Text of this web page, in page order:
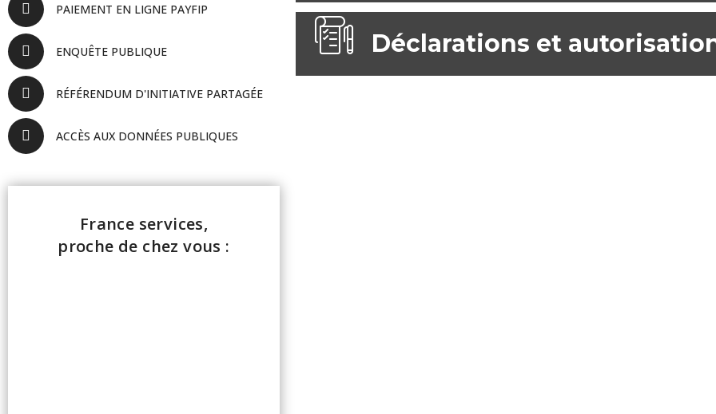
PAIEMENT EN LIGNE PAYFIP
ENQUÊTE PUBLIQUE
RÉFÉRENDUM D'INITIATIVE PARTAGÉE
ACCÈS AUX DONNÉES PUBLIQUES
France services,
proche de chez vous :
Déclarations et